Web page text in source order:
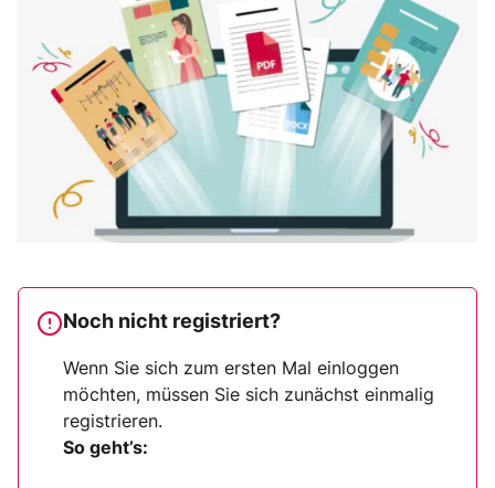
Noch nicht registriert?
Wenn Sie sich zum ersten Mal einloggen
möchten, müssen Sie sich zunächst einmalig
registrieren.
So geht’s: